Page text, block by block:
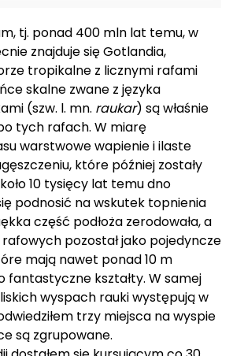
tj. ponad 400 mln lat temu, w
znajduje się Gotlandia,
tropikalne z licznymi rafami
skalne zwane z języka
(szw. l. mn. raukar) są właśnie
tych rafach. W miarę
warstwowe wapienie i ilaste
które później zostały
10 tysięcy lat temu dno
podnosić na wskutek topnienia
część podłoża zerodowała, a
pozostał jako pojedyncze
mają nawet ponad 10 m
fantastyczne kształty. W samej
wyspach rauki występują w
trzy miejsca na wyspie
są zgrupowane.